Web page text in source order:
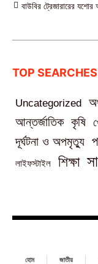
বাউবির ট্রেজারারের যশোর
TOP SEARCHES
Uncategorized
আন্তর্জাতিক কৃষি
দূর্ঘটনা ও অপমৃত্যু
লাইফস্টাইল শিক্ষা
হোম জাতীয়